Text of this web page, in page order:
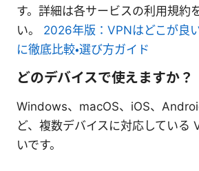
す。詳細は各サービスの利用規約
い。 2026年版：VPNはどこが良
に徹底比較・選び方ガイド
どのデバイスで使えますか？
Windows、macOS、iOS、
ど、複数デバイスに対応している
いです。